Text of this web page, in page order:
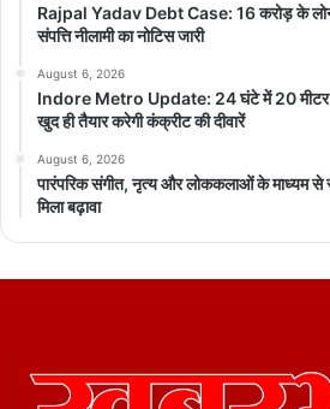
Rajpal Yadav Debt Case: 16 करोड़ के लोन
संपत्ति नीलामी का नोटिस जारी
August 6, 2026
Indore Metro Update: 24 घंटे में 20 मीटर
खुद ही तैयार करेगी कंक्रीट की दीवारें
August 6, 2026
पारंपरिक संगीत, नृत्य और लोककलाओं के माध्यम से
मिला बढ़ावा